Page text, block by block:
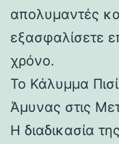
απολυμαντές
εξασφαλίσετε
χρόνο.
Το Κάλυμμα
Άμυνας στις
Η διαδικασία